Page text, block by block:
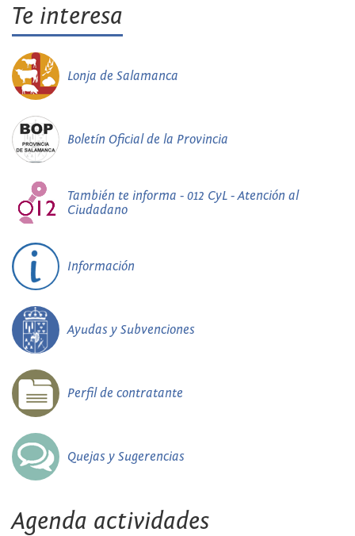
Te interesa
Lonja de Salamanca
Boletín Oficial de la Provincia
También te informa - 012 CyL - Atención al
Ciudadano
Información
Ayudas y Subvenciones
Perfil de contratante
Quejas y Sugerencias
Agenda actividades